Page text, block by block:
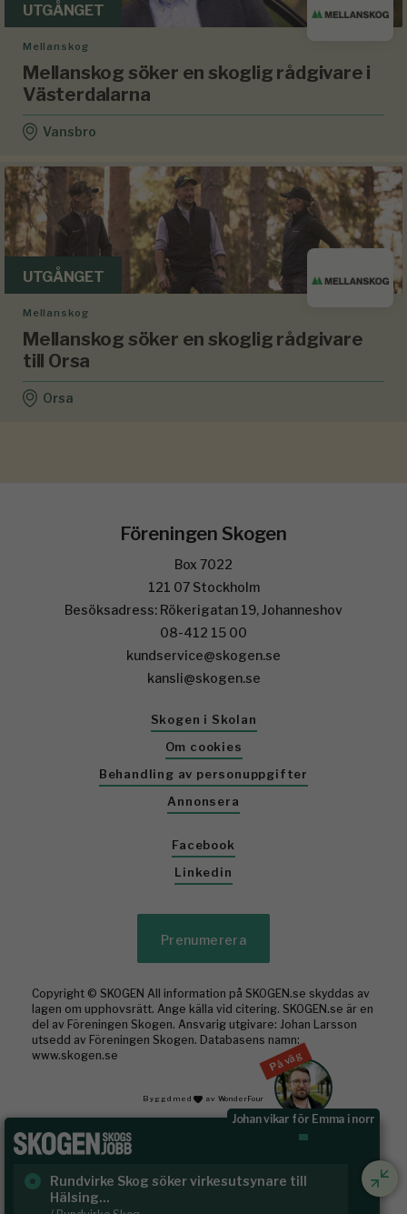
UTGÅNGET
Mellanskog
Mellanskog söker en skoglig rådgivare i
Västerdalarna
Vansbro
UTGÅNGET
Mellanskog
Mellanskog söker en skoglig rådgivare
till Orsa
Orsa
På väg
Johan vikar för Emma i norr
Rundvirke Skog söker virkesutsynare till
Hälsing...
Föreningen Skogen
Box 7022
121 07 Stockholm
Besöksadress: Rökerigatan 19, Johanneshov
08-412 15 00
kundservice@skogen.se
kansli@skogen.se
Skogen i Skolan
Om cookies
Behandling av personuppgifter
Annonsera
Facebook
Linkedin
Prenumerera
Copyright © SKOGEN All information på SKOGEN.se skyddas av
lagen om upphovsrätt. Ange källa vid citering. SKOGEN.se är en
del av Föreningen Skogen. Ansvarig utgivare: Johan Larsson
utsedd av Föreningen Skogen. Databasens namn:
www.skogen.se
Byggd med av WonderFour